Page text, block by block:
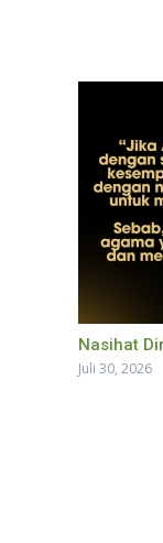
Nasihat
Juli 30, 2026